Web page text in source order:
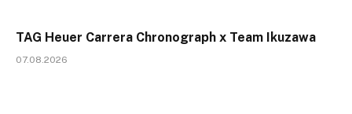
TAG Heuer Carrera Chronograph x Team Ikuzawa
07.08.2026